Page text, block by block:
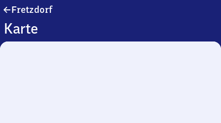
FretzdorfFretzdorf
Karte